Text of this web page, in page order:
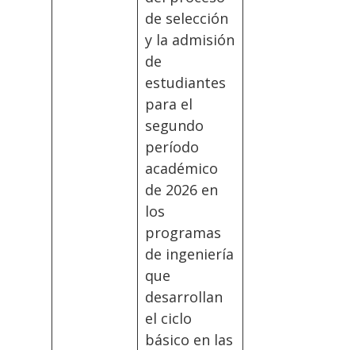
de selección
y la admisión
de
estudiantes
para el
segundo
período
académico
de 2026 en
los
programas
de ingeniería
que
desarrollan
el ciclo
básico en las